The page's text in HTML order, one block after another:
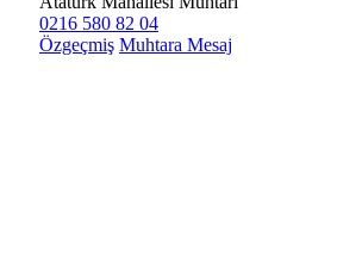
0216 580 82 04
Özgeçmiş Muhtara Mesaj